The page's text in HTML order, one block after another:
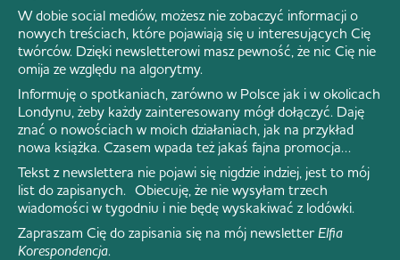
W dobie social mediów, możesz nie zobaczyć informacji o
nowych treściach, które pojawiają się u interesujących Cię
twórców. Dzięki newsletterowi masz pewność, że nic Cię nie
omija ze względu na algorytmy.
Informuję o spotkaniach, zarówno w Polsce jak i w okolicach
Londynu, żeby każdy zainteresowany mógł dołączyć. Daję
znać o nowościach w moich działaniach, jak na przykład
nowa książka. Czasem wpada też jakaś fajna promocja…
Tekst z newslettera nie pojawi się nigdzie indziej, jest to mój
list do zapisanych. Obiecuję, że nie wysyłam trzech
wiadomości w tygodniu i nie będę wyskakiwać z lodówki.
Zapraszam Cię do zapisania się na mój newsletter Elfia
Korespondencja.